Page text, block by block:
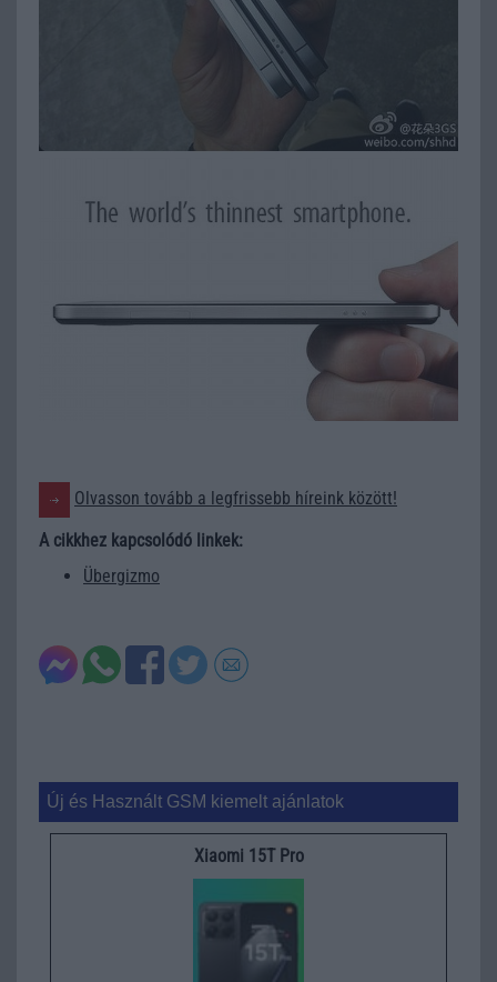
Olvasson tovább a legfrissebb híreink között!
A cikkhez kapcsolódó linkek:
Übergizmo
Új és Használt GSM kiemelt ajánlatok
Xiaomi 15T Pro